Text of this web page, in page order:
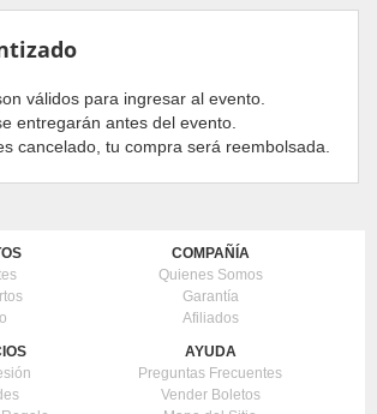
válidos para ingresar al evento.
entregarán antes del evento.
cancelado, tu compra será reembolsada.
COMPAÑÍA
Quienes Somos
Garantía
Afiliados
AYUDA
Preguntas Frecuentes
Vender Boletos